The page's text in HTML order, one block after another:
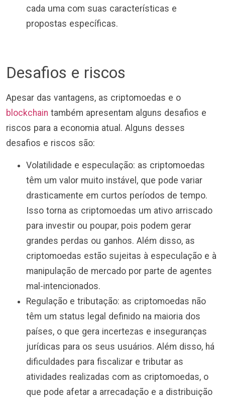
cada uma com suas características e
propostas específicas.
Desafios e riscos
Apesar das vantagens, as criptomoedas e o
blockchain também apresentam alguns desafios e
riscos para a economia atual. Alguns desses
desafios e riscos são:
Volatilidade e especulação: as criptomoedas
têm um valor muito instável, que pode variar
drasticamente em curtos períodos de tempo.
Isso torna as criptomoedas um ativo arriscado
para investir ou poupar, pois podem gerar
grandes perdas ou ganhos. Além disso, as
criptomoedas estão sujeitas à especulação e à
manipulação de mercado por parte de agentes
mal-intencionados.
Regulação e tributação: as criptomoedas não
têm um status legal definido na maioria dos
países, o que gera incertezas e inseguranças
jurídicas para os seus usuários. Além disso, há
dificuldades para fiscalizar e tributar as
atividades realizadas com as criptomoedas, o
que pode afetar a arrecadação e a distribuição